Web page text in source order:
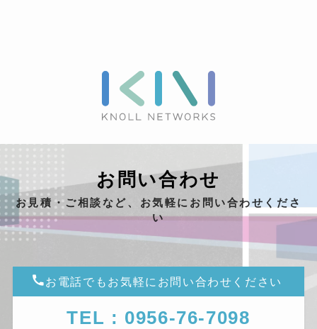
お問い合わせ
お見積・ご相談など、お気軽にお問い合わせくださ
い
お電話でもお気軽にお問い合わせください
TEL : 0956-76-7098